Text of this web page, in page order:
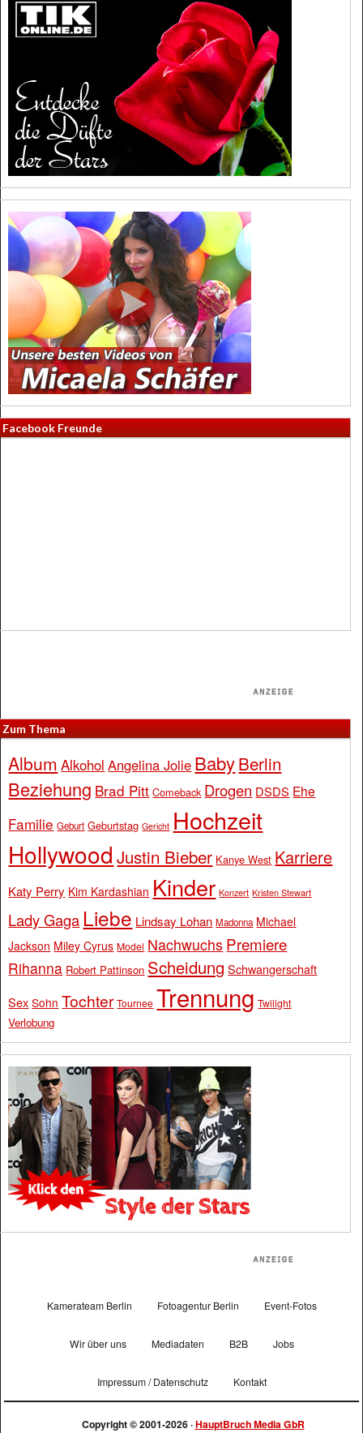
Facebook Freunde
Zum Thema
Album Alkohol Angelina Jolie BabyBerlin
Beziehung Brad Pitt Comeback Drogen DSDS Ehe
Familie Geburt Geburtstag Gericht Hochzeit
Hollywood Justin Bieber Kanye West Karriere
Katy Perry Kim Kardashian Kinder Konzert Kristen Stewart
Lady Gaga Liebe Lindsay Lohan Madonna Michael
Jackson Miley Cyrus Model Nachwuchs Premiere
Rihanna Robert Pattinson Scheidung Schwangerschaft
Sex Sohn Tochter Tournee Trennung Twilight
Verlobung
Kamerateam Berlin Fotoagentur Berlin Event-Fotos
Wir über uns Mediadaten B2B Jobs
Impressum / Datenschutz Kontakt
Copyright © 2001-2026 ·HauptBruch Media GbR